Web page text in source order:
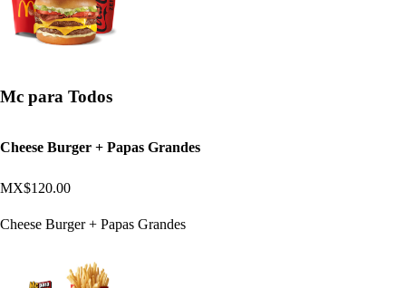
Mc para Todos
Cheese Burger + Papas Grandes
MX$120.00
Cheese Burger + Papas Grandes